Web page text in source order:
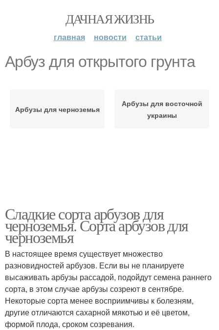
ДАЧНАЯ ЖИЗНЬ
главная новости статьи
Арбуз для открытого грунта
Арбузы для черноземья
Арбузы для восточной
украины
Сладкие сорта арбузов для
черноземья. Сорта арбузов для
черноземья
В настоящее время существует множество
разновидностей арбузов. Если вы не планируете
высаживать арбузы рассадой, подойдут семена раннего
сорта, в этом случае арбузы созреют в сентябре.
Некоторые сорта менее восприимчивы к болезням,
другие отличаются сахарной мякотью и её цветом,
формой плода, сроком созревания.